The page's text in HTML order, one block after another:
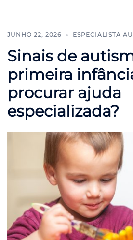
JUNHO 22, 2026 ESPECIALISTA
Sinais de
primeira
procurar ajuda
especializada?